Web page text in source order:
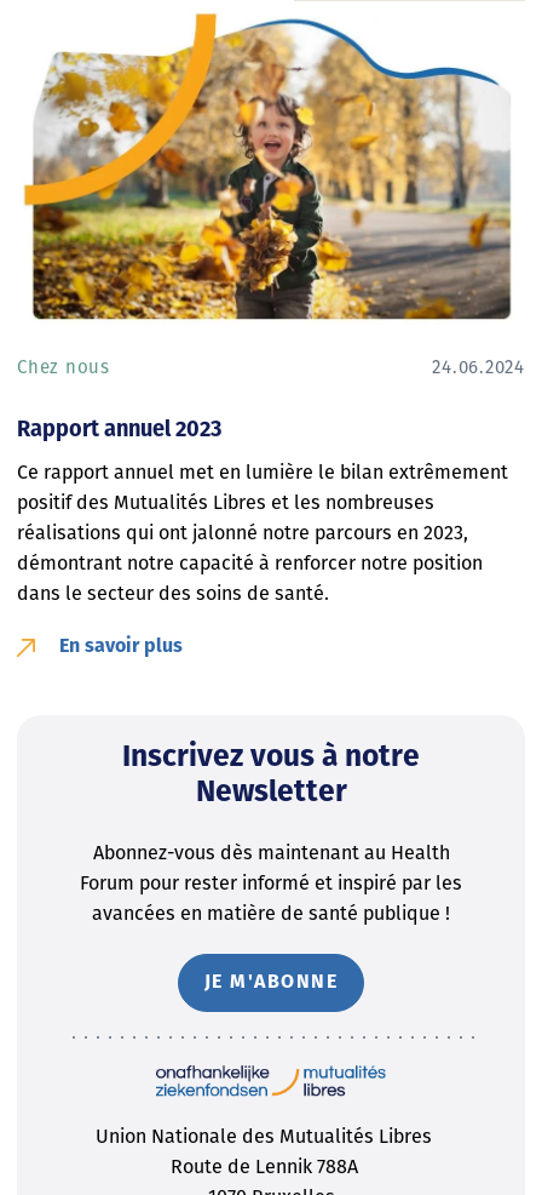
Rapport annuel 2023
Chez nous 24.06.2024
Ce rapport annuel met en lumière le bilan extrêmement
positif des Mutualités Libres et les nombreuses
réalisations qui ont jalonné notre parcours en 2023,
démontrant notre capacité à renforcer notre position
dans le secteur des soins de santé.
En savoir plus
Inscrivez vous à notre
Newsletter
Abonnez-vous dès maintenant au Health
Forum pour rester informé et inspiré par les
avancées en matière de santé publique !
JE M'ABONNE
Union Nationale des Mutualités Libres
Route de Lennik 788A